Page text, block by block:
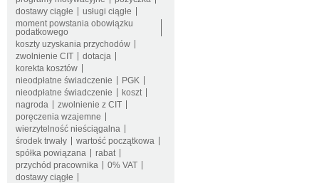
dostawy ciągłe
usługi ciągłe
moment powstania obowiązku
podatkowego
koszty uzyskania przychodów
zwolnienie CIT
dotacja
korekta kosztów
nieodpłatne świadczenie
PGK
nieodpłatne świadczenie
koszt
nagroda
zwolnienie z CIT
poręczenia wzajemne
wierzytelność nieściągalna
środek trwały
wartość początkowa
spółka powiązana
rabat
przychód pracownika
0% VAT
dostawy ciągłe